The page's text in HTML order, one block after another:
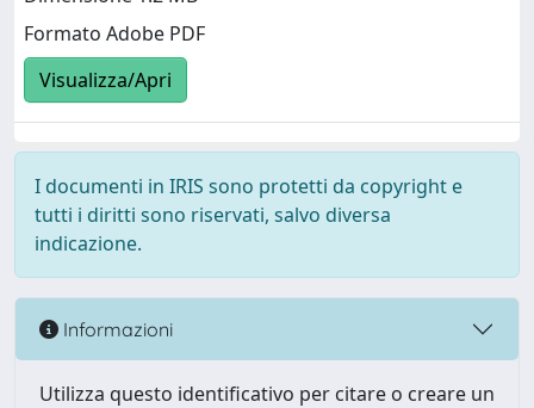
Formato Adobe PDF
Visualizza/Apri
I documenti in IRIS sono protetti da copyright e
tutti i diritti sono riservati, salvo diversa
indicazione.
Informazioni
Utilizza questo identificativo per citare o creare un